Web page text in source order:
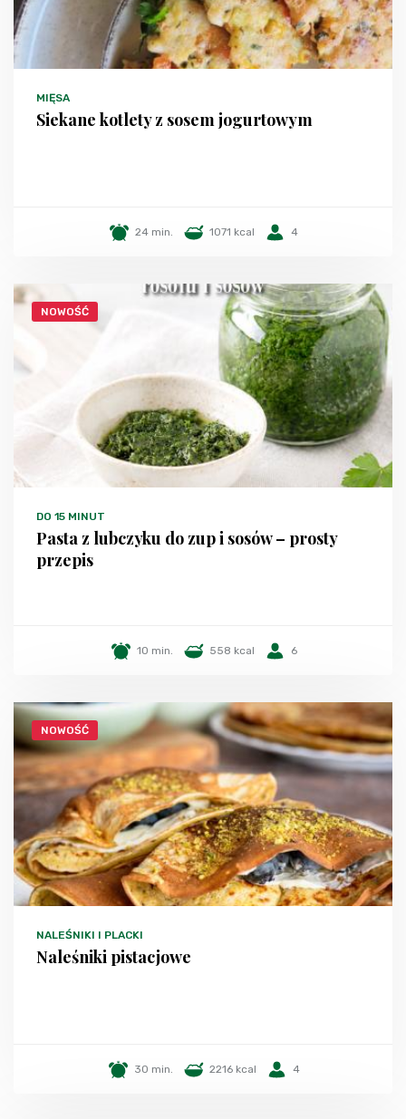
MIĘSA
Siekane kotlety z sosem jogurtowym
24 min. 1071 kcal 4
NOWOŚĆ
DO 15 MINUT
Pasta z lubczyku do zup i sosów – prosty
przepis
10 min. 558 kcal 6
NOWOŚĆ
NALEŚNIKI I PLACKI
Naleśniki pistacjowe
30 min. 2216 kcal 4